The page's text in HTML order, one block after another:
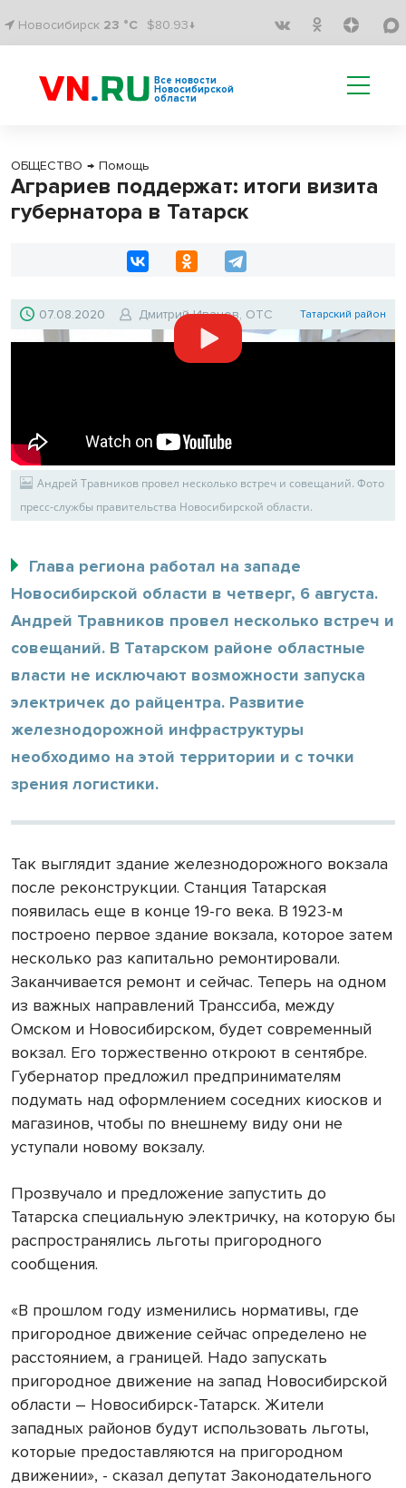
Новосибирск 23 °C $80.93↓
Все новости
Новосибирской
области
ОБЩЕСТВО → Помощь
Аграриев поддержат: итоги визита
губернатора в Татарск
07.08.2020 Дмитрий Иванов, ОТС Татарский район
Андрей Травников провел несколько встреч и совещаний. Фото
пресс-службы правительства Новосибирской области.
Глава региона работал на западе
Новосибирской области в четверг, 6 августа.
Андрей Травников провел несколько встреч и
совещаний. В Татарском районе областные
власти не исключают возможности запуска
электричек до райцентра. Развитие
железнодорожной инфраструктуры
необходимо на этой территории и с точки
зрения логистики.
Так выглядит здание железнодорожного вокзала
после реконструкции. Станция Татарская
появилась еще в конце 19-го века. В 1923-м
построено первое здание вокзала, которое затем
несколько раз капитально ремонтировали.
Заканчивается ремонт и сейчас. Теперь на одном
из важных направлений Транссиба, между
Омском и Новосибирском, будет современный
вокзал. Его торжественно откроют в сентябре.
Губернатор предложил предпринимателям
подумать над оформлением соседних киосков и
магазинов, чтобы по внешнему виду они не
уступали новому вокзалу.
Прозвучало и предложение запустить до
Татарска специальную электричку, на которую бы
распространялись льготы пригородного
сообщения.
«В прошлом году изменились нормативы, где
пригородное движение сейчас определено не
расстоянием, а границей. Надо запускать
пригородное движение на запад Новосибирской
области – Новосибирск-Татарск. Жители
западных районов будут использовать льготы,
которые предоставляются на пригородном
движении», - сказал депутат Законодательного